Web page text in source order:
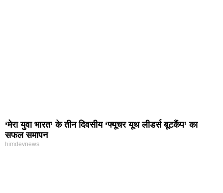
‘मेरा युवा भारत’ के तीन दिवसीय ‘फ्यूचर यूथ लीडर्स बूटकैंप’ का
सफल समापन
himdevnews